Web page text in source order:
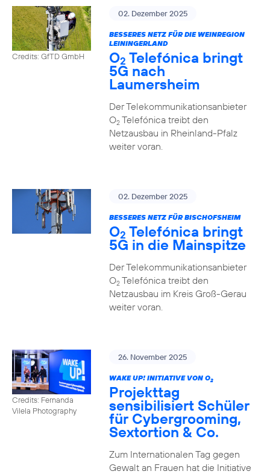
Credits: GfTD GmbH
02. Dezember 2025
BESSERES NETZ FÜR DIE WEINREGION
LEININGERLAND
O2 Telefónica bringt
5G nach
Laumersheim
Der Telekommunikationsanbieter
O2Telefónica treibt den
Netzausbau in Rheinland-Pfalz
weiter voran.
02. Dezember 2025
BESSERES NETZ FÜR BISCHOFSHEIM
O2 Telefónica bringt
5G in die Mainspitze
Der Telekommunikationsanbieter
O2Telefónica treibt den
Netzausbau im Kreis Groß-Gerau
weiter voran.
Credits: Fernanda
Vilela Photography
26. November 2025
WAKE UP! INITIATIVE VON O2
Projekttag
sensibilisiert Schüler
für Cybergrooming,
Sextortion & Co.
Zum Internationalen Tag gegen
Gewalt an Frauen hat die Initiative